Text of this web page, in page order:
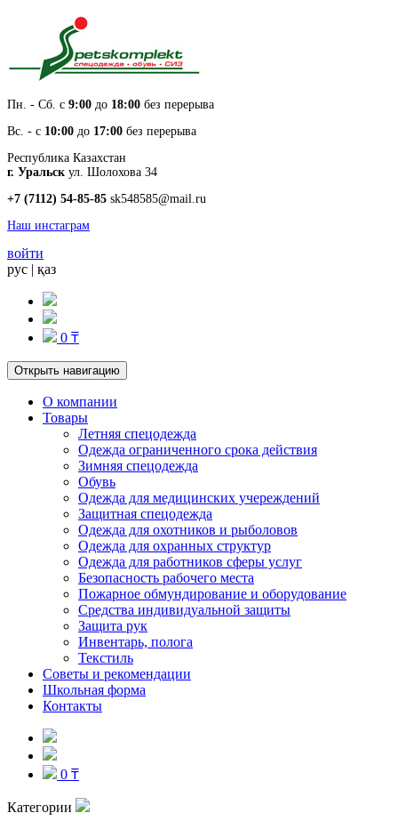
Пн. - Cб. с 9:00 до 18:00 без перерыва
Вс. - с 10:00 до 17:00 без перерыва
Республика Казахстан
г. Уральск ул. Шолохова 34
+7 (7112) 54-85-85 sk548585@mail.ru
Наш инстаграм
войти
рус | қаз
0 ₸
Открыть навигацию
О компании
Товары
Летняя спецодежда
Одежда ограниченного срока действия
Зимняя спецодежда
Обувь
Одежда для медицинских учереждений
Защитная спецодежда
Одежда для охотников и рыболовов
Одежда для охранных структур
Одежда для работников сферы услуг
Безопасность рабочего места
Пожарное обмундирование и оборудование
Средства индивидуальной защиты
Защита рук
Инвентарь, полога
Текстиль
Советы и рекомендации
Школьная форма
Контакты
0 ₸
Категории